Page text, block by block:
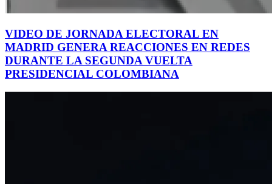
VIDEO DE JORNADA ELECTORAL EN
MADRID GENERA REACCIONES EN REDES
DURANTE LA SEGUNDA VUELTA
PRESIDENCIAL COLOMBIANA